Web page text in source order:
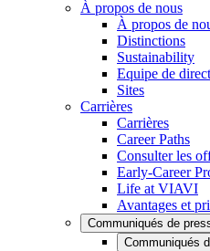
À propos de nous
À propos de
Distinctions
Sustainability
Equipe de
Sites
Carrières
Carrières
Career Paths
Consulter les
Early-Career
Life at VIAVI
Avantages et
Communiqués de
Communiqués